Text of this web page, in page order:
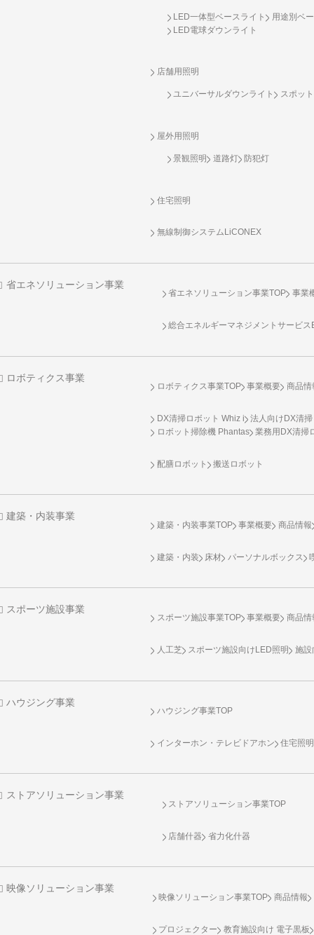
LED一体型ベースライト
用途別ベ
LED電球ダウンライト
店舗用照明
ユニバーサルダウンライト スポッ
屋外用照明
景観照明 道路灯 防犯灯
住宅照明
無線制御システム LiCONEX
省エネソリューション事業
省エネソリューション事業TOP 事業
総合エネルギーマネジメントサービ
ロボティクス事業
ロボティクス事業TOP 事業概要 商品情
DX清掃ロボット Whiz i
法人向けDX清
ロボット掃除機 Phantas
業務用DX清掃
配膳ロボット 搬送ロボット
建築・内装事業
建築・内装事業TOP 事業概要 商品情報
建築・内装 床材 パーソナルボックス
スポーツ施設事業
スポーツ施設事業TOP 事業概要 商品情
人工芝 スポーツ施設向け LED照明 施設
ハウジング事業
ハウジング事業TOP
インターホン・テレビドアホン 住宅照明
ストアソリューション事業
ストアソリューション事業TOP
店舗什器 省力化什器
映像ソリューション事業
映像ソリューション事業TOP 商品情報
プロジェクター 教育施設向け 電子黒板